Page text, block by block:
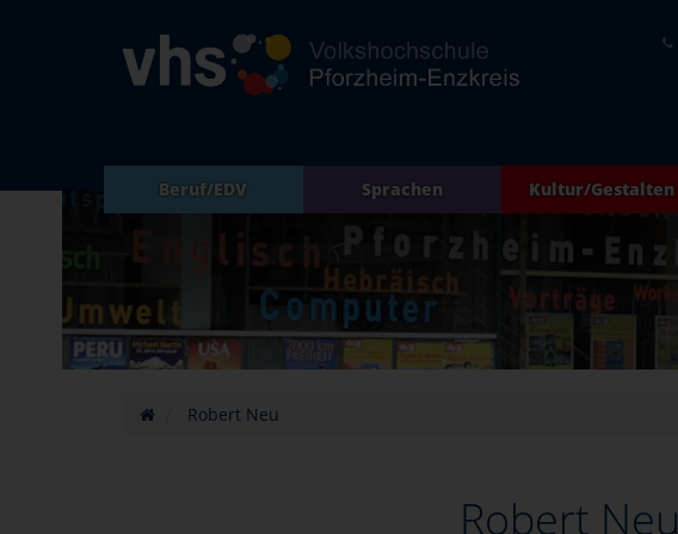
Beruf/EDV Sprachen Kultur/Gestalten
Robert Neu
Robert Neu